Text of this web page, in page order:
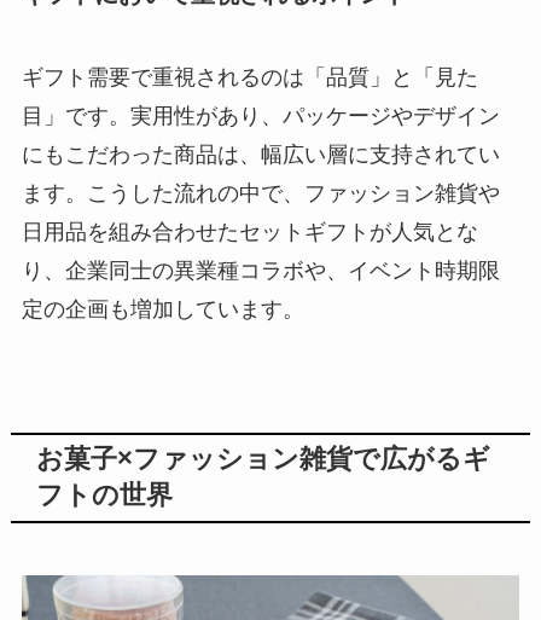
ギフト需要で重視されるのは「品質」と「見た
目」です。実用性があり、パッケージやデザイン
にもこだわった商品は、幅広い層に支持されてい
ます。こうした流れの中で、ファッション雑貨や
日用品を組み合わせたセットギフトが人気とな
り、企業同士の異業種コラボや、イベント時期限
定の企画も増加しています。
お菓子×ファッション雑貨で広がるギ
フトの世界